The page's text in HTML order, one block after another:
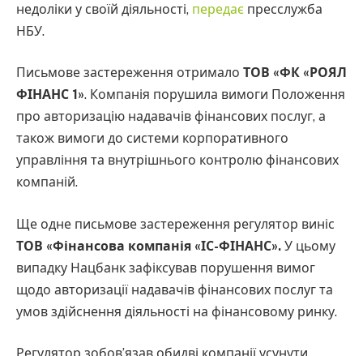
недоліки у своїй діяльності, передає пресслужба
НБУ.
Письмове застереження отримало ТОВ «ФК «РОЯЛ
ФІНАНС 1». Компанія порушила вимоги Положення
про авторизацію надавачів фінансових послуг, а
також вимоги до системи корпоративного
управління та внутрішнього контролю фінансових
компаній.
Ще одне письмове застереження регулятор виніс
ТОВ «Фінансова компанія «ІС-ФІНАНС». У цьому
випадку Нацбанк зафіксував порушення вимог
щодо авторизації надавачів фінансових послуг та
умов здійснення діяльності на фінансовому ринку.